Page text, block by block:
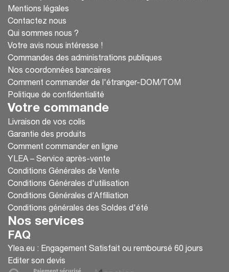
Mentions légales
Contactez nous
Qui sommes nous ?
Votre avis nous intéresse !
Commandes des administrations publiques
Nos coordonnées bancaires
Comment commander de l'étranger-DOM/TOM
Politique de confidentialité
Votre commande
Livraison de vos colis
Garantie des produits
Comment commander en ligne
YLEA – Service après-vente
Conditions Générales de Vente
Conditions Générales d'utilisation
Conditions Générales d’Affiliation
Conditions générales des Soldes d'été
Nos services
FAQ
Ylea.eu : Engagement Satisfait ou remboursé 60 jours
Editer son devis